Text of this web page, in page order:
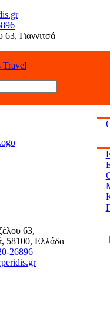
63, Γιαννιτσά
63,
58100, Ελλάδα
26896